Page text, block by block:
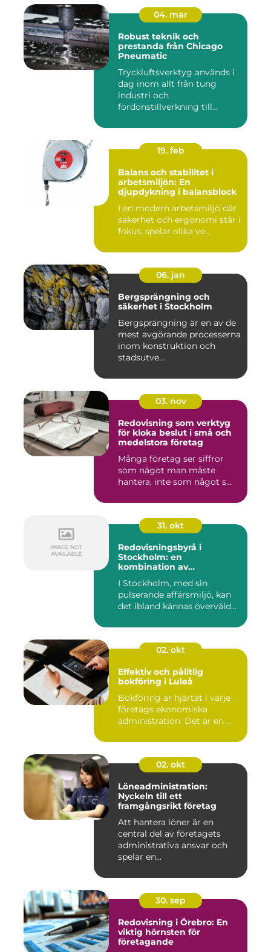
04. mar
Robust teknik och
prestanda från Chicago
Pneumatic
Tryckluftsverktyg används i
dag inom allt från tung
industri och
fordonstillverkning till...
19. feb
Balans och stabilitet i
arbetsmiljön: En
djupdykning i balansblock
I en modern arbetsmiljö där
säkerhet och ergonomi står i
fokus, spelar olika ve...
06. jan
Bergsprängning och
säkerhet i Stockholm
Bergsprängning är en av de
mest avgörande processerna
inom konstruktion och
stadsutve...
03. nov
Redovisning som verktyg
för kloka beslut i små och
medelstora företag
Många företag ser siffror
som något man måste
hantera, inte som något s...
31. okt
Redovisningsbyrå i
Stockholm: en
kombination av
personlig service
I Stockholm, med sin
pulserande affärsmiljö, kan
det ibland kännas överväld...
02. okt
Effektiv och pålitlig
bokföring i Luleå
Bokföring är hjärtat i varje
företags ekonomiska
administration. Det är en ...
02. okt
Löneadministration:
Nyckeln till ett
framgångsrikt företag
Att hantera löner är en
central del av företagets
administrativa ansvar och
spelar en...
30. sep
Redovisning i Örebro: En
viktig hörnsten för
företagande